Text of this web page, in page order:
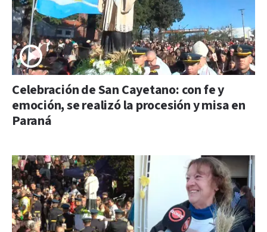
Celebración de San Cayetano: con fe y
emoción, se realizó la procesión y misa en
Paraná